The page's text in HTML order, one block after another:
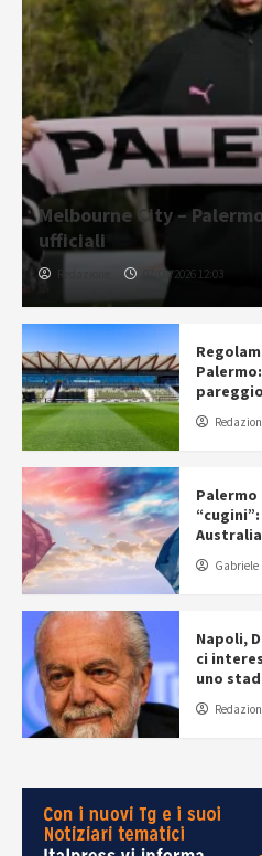
Melbourne City –
ufficiali
07/08/2026 12:03
Australia
Gabriele
Napoli,
ci
uno